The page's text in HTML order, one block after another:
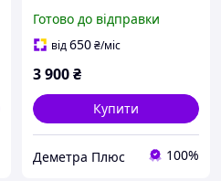
ОВМ-25, ОВУ-25 |
Запчастини на ОВС |
Готово до відправки
від650₴/міс
3 900₴
Купити
Деметра Плюс 100%